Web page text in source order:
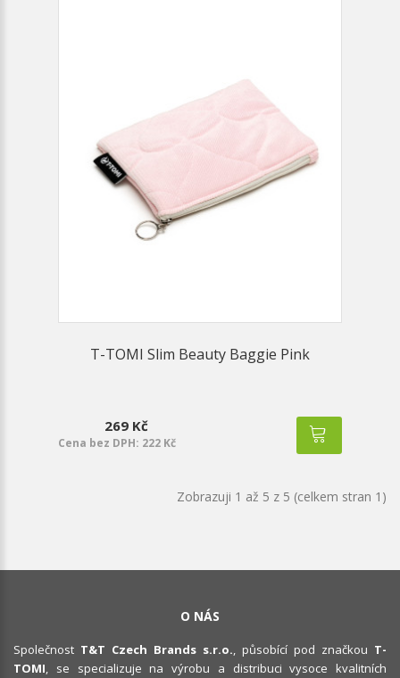
T-TOMI Slim Beauty Baggie Pink
269 Kč
Cena bez DPH: 222 Kč
Zobrazuji 1 až 5 z 5 (celkem stran 1)
O NÁS
Společnost T&T Czech Brands s.r.o., působící pod značkou T-
TOMI, se specializuje na výrobu a distribuci vysoce kvalitních